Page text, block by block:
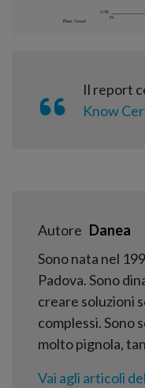
Il report
Know
Autore Danea
Sono nata nel
Padova. Sono
creare soluzioni
complessi. Sono
molto pignola,
Vai agli articoli